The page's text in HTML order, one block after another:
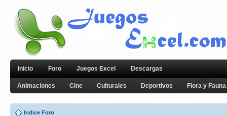
Inicio Foro Juegos Excel Descargas
Animaciones Cine Culturales Deportivos Flora y Fauna
Indice Foro